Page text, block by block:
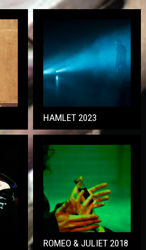
HAMLET 2023
ROMEO & JULIET 2018